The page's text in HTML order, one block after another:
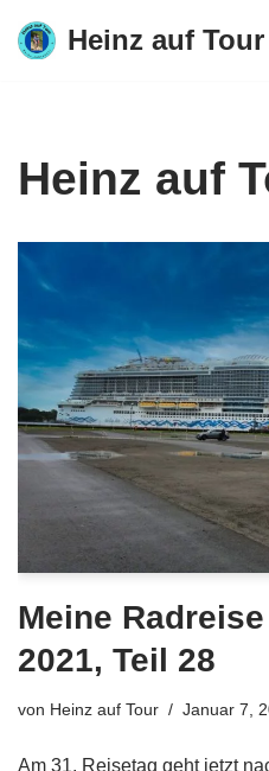
Zum
Heinz auf Tour
Heinz auf
Meine
2021, Teil 28
von Heinz auf Tour Januar 7,
Am 31. Reisetag geht jetzt